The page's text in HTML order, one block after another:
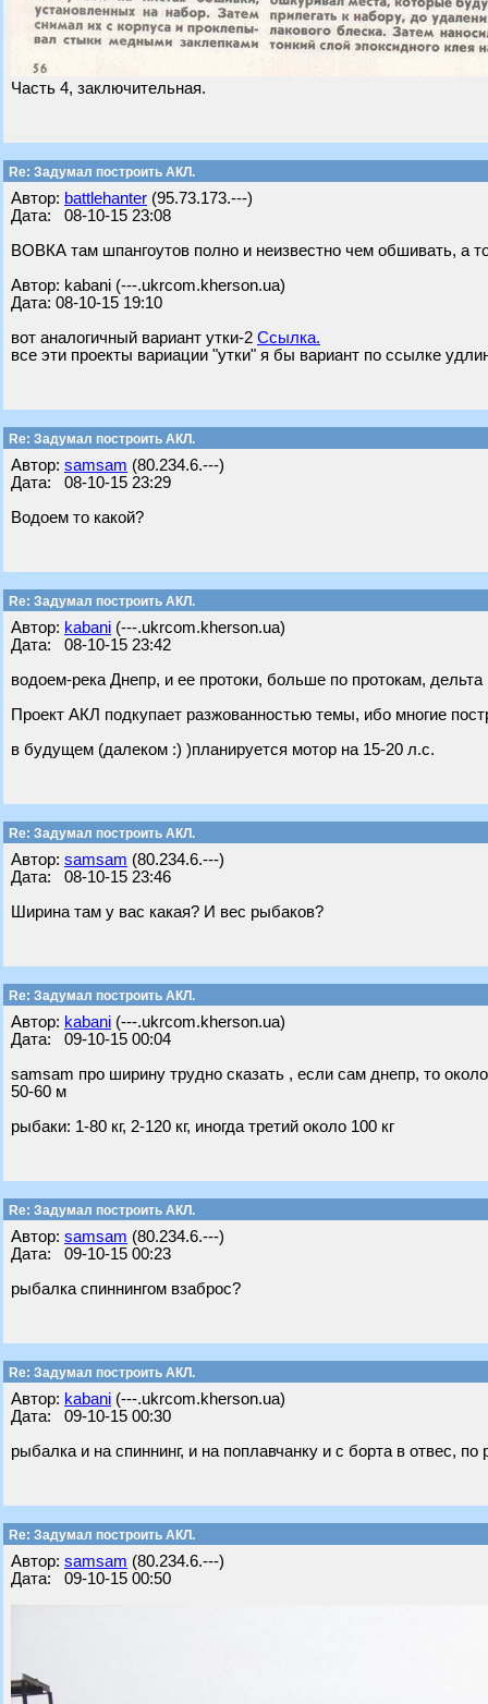
Часть 4, заключительная.
Re: Задумал построить АКЛ.
Автор: battlehanter (95.73.173.---)
Дата: 08-10-15 23:08
ВОВКА там шпангоутов полно и неизвестно чем обшивать, а
Автор: kabani (---.ukrcom.kherson.ua)
Дата: 08-10-15 19:10
вот аналогичный вариант утки-2 Ссылка.
все эти проекты вариации "утки" я бы вариант по ссылке
Re: Задумал построить АКЛ.
Автор: samsam (80.234.6.---)
Дата: 08-10-15 23:29
Водоем то какой?
Re: Задумал построить АКЛ.
Автор: kabani (---.ukrcom.kherson.ua)
Дата: 08-10-15 23:42
водоем-река Днепр, и ее протоки, больше по протокам,
Проект АКЛ подкупает разжованностью темы, ибо многие
в будущем (далеком :) )планируется мотор на 15-20 л.с.
Re: Задумал построить АКЛ.
Автор: samsam (80.234.6.---)
Дата: 08-10-15 23:46
Ширина там у вас какая? И вес рыбаков?
Re: Задумал построить АКЛ.
Автор: kabani (---.ukrcom.kherson.ua)
Дата: 09-10-15 00:04
samsam про ширину трудно сказать , если сам днепр, то
50-60 м
рыбаки: 1-80 кг, 2-120 кг, иногда третий около 100 кг
Re: Задумал построить АКЛ.
Автор: samsam (80.234.6.---)
Дата: 09-10-15 00:23
рыбалка спиннингом взаброс?
Re: Задумал построить АКЛ.
Автор: kabani (---.ukrcom.kherson.ua)
Дата: 09-10-15 00:30
рыбалка и на спиннинг, и на поплавчанку и с борта в отвес, по
Re: Задумал построить АКЛ.
Автор: samsam (80.234.6.---)
Дата: 09-10-15 00:50